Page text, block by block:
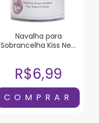
Navalha para
Sobrancelha Kiss New
R$6,99